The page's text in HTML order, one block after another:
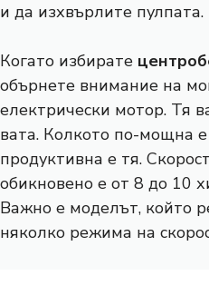
и да изхвърлите пулпата.
Когато избирате
обърнете внимание на
електрически мотор. Тя
вата. Колкото по-мощна
продуктивна е тя.
обикновено е от 8 до 10
Важно е моделът, който
няколко режима на